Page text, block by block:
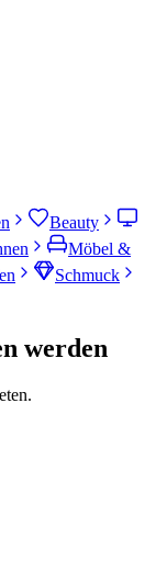
Beauty
Möbel &
Schmuck
werden